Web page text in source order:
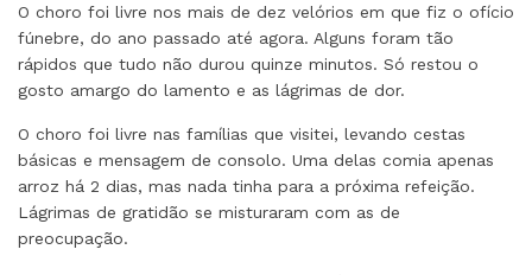
O choro foi livre nos mais de dez velórios em que fiz o ofício
fúnebre, do ano passado até agora. Alguns foram tão
rápidos que tudo não durou quinze minutos. Só restou o
gosto amargo do lamento e as lágrimas de dor.
O choro foi livre nas famílias que visitei, levando cestas
básicas e mensagem de consolo. Uma delas comia apenas
arroz há 2 dias, mas nada tinha para a próxima refeição.
Lágrimas de gratidão se misturaram com as de
preocupação.